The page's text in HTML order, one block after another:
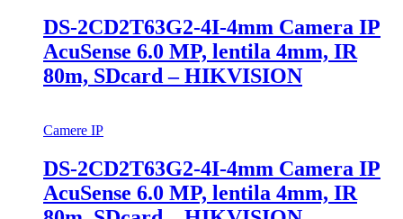
DS-2CD2T63G2-4I-4mm Camera IP
AcuSense 6.0 MP, lentila 4mm, IR
80m, SDcard – HIKVISION
Camere IP
DS-2CD2T63G2-4I-4mm Camera IP
AcuSense 6.0 MP, lentila 4mm, IR